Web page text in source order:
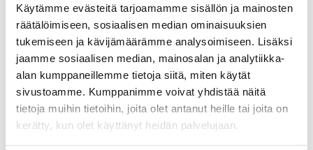
Käytämme evästeitä tarjoamamme sisällön ja mainosten
räätälöimiseen, sosiaalisen median ominaisuuksien
tukemiseen ja kävijämäärämme analysoimiseen. Lisäksi
jaamme sosiaalisen median, mainosalan ja analytiikka-
alan kumppaneillemme tietoja siitä, miten käytät
sivustoamme. Kumppanimme voivat yhdistää näitä
tietoja muihin tietoihin, joita olet antanut heille tai joita on
kerätty, kun olet käyttänyt heidän palvelujaan.